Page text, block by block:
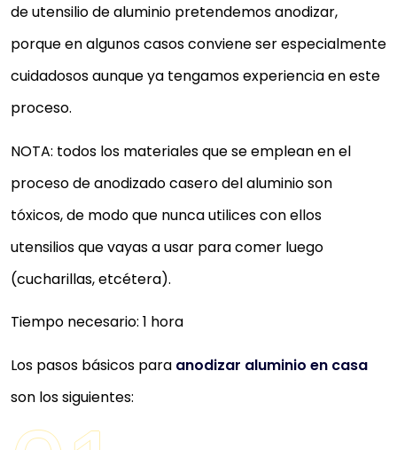
de utensilio de aluminio pretendemos anodizar,
porque en algunos casos conviene ser especialmente
cuidadosos aunque ya tengamos experiencia en este
proceso.
NOTA: todos los materiales que se emplean en el
proceso de anodizado casero del aluminio son
tóxicos, de modo que nunca utilices con ellos
utensilios que vayas a usar para comer luego
(cucharillas, etcétera).
Tiempo necesario: 1 hora
Los pasos básicos para anodizar aluminio en casa
son los siguientes: